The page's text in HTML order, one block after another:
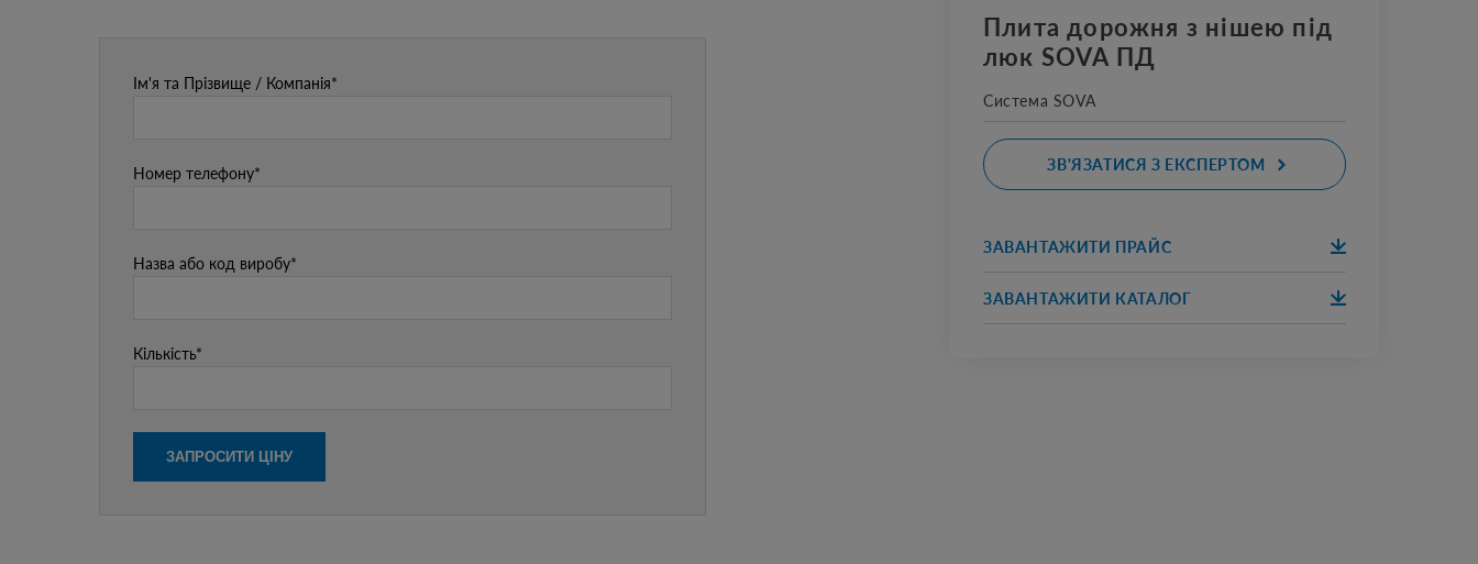
Ім'я та Прізвище / Компанія*
Номер телефону*
Назва або код виробу*
Кількість*
Плита дорожня з нішею під
люк SOVA ПД
Система SOVA
ЗВ'ЯЗАТИСЯ З ЕКСПЕРТОМ
ЗАВАНТАЖИТИ ПРАЙС
ЗАВАНТАЖИТИ КАТАЛОГ